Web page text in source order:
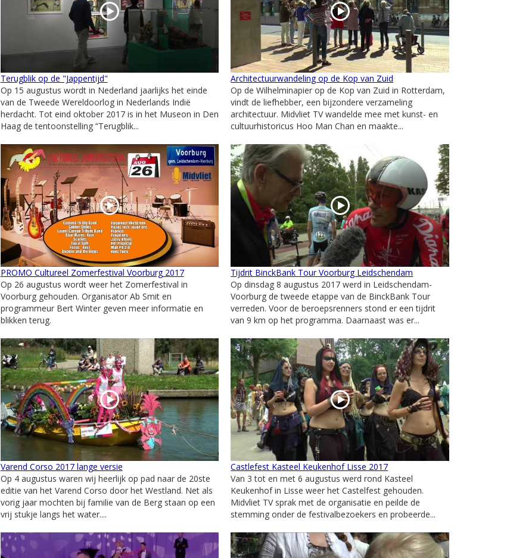
Terugblik op de "Jappentijd"
Op 15 augustus wordt in Nederland jaarlijks het einde
van de Tweede Wereldoorlog in Nederlands Indië
herdacht. Tot eind oktober 2017 is in het Museon in Den
Haag de tentoonstelling “Terugblik...
Architectuurwandeling op de Kop van Zuid
Op de Wilhelminapier op de Kop van Zuid in Rotterdam,
vindt de liefhebber, een bijzondere verzameling
architectuur. Midvliet TV wandelde mee met kunst- en
cultuurhistoricus Hoo Man Chan en maakte...
PROMO Cultureel Zomerfestival Voorburg 2017
Op 26 augustus wordt weer het Zomerfestival in
Voorburg gehouden. Organisator Ab Smit en
programmeur Bert Winter geven meer informatie en
blikken terug.
Tijdrit BinckBank Tour Voorburg Leidschendam
Op dinsdag 8 augustus 2017 werd in Leidschendam-
Voorburg de tweede etappe van de BinckBank Tour
verreden. Voor de beroepsrenners stond er een tijdrit
van 9 km op het programma. Daarnaast was er...
Varend Corso 2017 lange versie
Op 4 augustus waren wij heerlijk op pad naar de 20ste
editie van het Varend Corso door het Westland. Net als
vorig jaar mochten bij familie van de Berg staan op een
vrij stukje langs het water....
Castlefest Kasteel Keukenhof Lisse 2017
Van 3 tot en met 6 augustus werd rond Kasteel
Keukenhof in Lisse weer het Castelfest gehouden.
Midvliet TV sprak met de organisatie en peilde de
stemming onder de festivalbezoekers en probeerde...